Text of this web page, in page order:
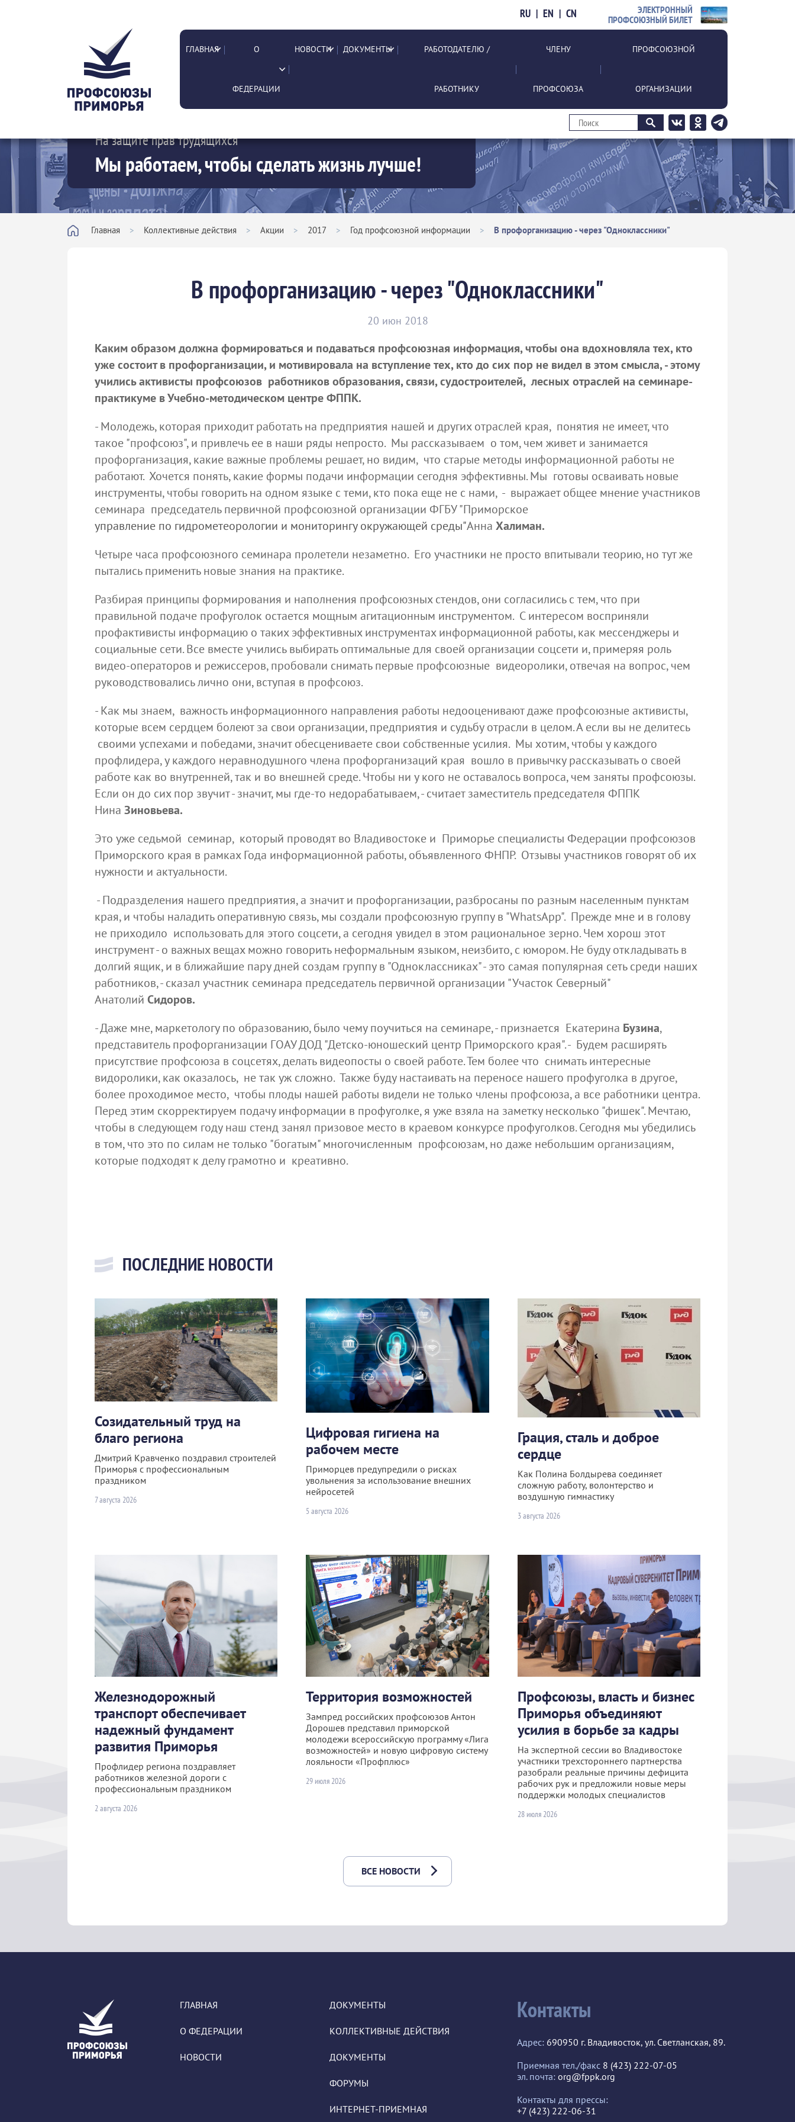
RU | EN | CN
ЭЛЕКТРОННЫЙ
ПРОФСОЮЗНЫЙ БИЛЕТ
ГЛАВНАЯ О
ФЕДЕРАЦИИ
НОВОСТИ ДОКУМЕНТЫ РАБОТОДАТЕЛЮ /
РАБОТНИКУ
ЧЛЕНУ
ПРОФСОЮЗА
ПРОФСОЮЗНОЙ
ОРГАНИЗАЦИИ
На защите прав трудящихся
Мы работаем, чтобы сделать жизнь лучше!
Главная > Коллективные действия > Акции > 2017 > Год профсоюзной информации > В профорганизацию - через "Одноклассники"
В профорганизацию - через "Одноклассники"
20 июн 2018
Каким образом должна формироваться и подаваться профсоюзная информация, чтобы она вдохновляла тех, кто
уже состоит в профорганизации, и мотивировала на вступление тех, кто до сих пор не видел в этом смысла, - этому
учились активисты профсоюзов работников образования, связи, судостроителей, лесных отраслей на семинаре-
практикуме в Учебно-методическом центре ФППК.
- Молодежь, которая приходит работать на предприятия нашей и других отраслей края, понятия не имеет, что
такое "профсоюз", и привлечь ее в наши ряды непросто. Мы рассказываем о том, чем живет и занимается
профорганизация, какие важные проблемы решает, но видим, что старые методы информационной работы не
работают. Хочется понять, какие формы подачи информации сегодня эффективны. Мы готовы осваивать новые
инструменты, чтобы говорить на одном языке с теми, кто пока еще не с нами, - выражает общее мнение участников
семинара председатель первичной профсоюзной организации ФГБУ "Приморское
управление по гидрометеорологии и мониторингу окружающей среды"Анна Халиман.
Четыре часа профсоюзного семинара пролетели незаметно. Его участники не просто впитывали теорию, но тут же
пытались применить новые знания на практике.
Разбирая принципы формирования и наполнения профсоюзных стендов, они согласились с тем, что при
правильной подаче профуголок остается мощным агитационным инструментом. С интересом восприняли
профактивисты информацию о таких эффективных инструментах информационной работы, как мессенджеры и
социальные сети. Все вместе учились выбирать оптимальные для своей организации соцсети и, примеряя роль
видео-операторов и режиссеров, пробовали снимать первые профсоюзные видеоролики, отвечая на вопрос, чем
руководствовались лично они, вступая в профсоюз.
- Как мы знаем, важность информационного направления работы недооценивают даже профсоюзные активисты,
которые всем сердцем болеют за свои организации, предприятия и судьбу отрасли в целом. А если вы не делитесь
своими успехами и победами, значит обесцениваете свои собственные усилия. Мы хотим, чтобы у каждого
профлидера, у каждого неравнодушного члена профорганизаций края вошло в привычку рассказывать о своей
работе как во внутренней, так и во внешней среде. Чтобы ни у кого не оставалось вопроса, чем заняты профсоюзы.
Если он до сих пор звучит - значит, мы где-то недорабатываем, - считает заместитель председателя ФППК
Нина Зиновьева.
Это уже седьмой семинар, который проводят во Владивостоке и Приморье специалисты Федерации профсоюзов
Приморского края в рамках Года информационной работы, объявленного ФНПР. Отзывы участников говорят об их
нужности и актуальности.
- Подразделения нашего предприятия, а значит и профорганизации, разбросаны по разным населенным пунктам
края, и чтобы наладить оперативную связь, мы создали профсоюзную группу в "WhatsApp". Прежде мне и в голову
не приходило использовать для этого соцсети, а сегодня увидел в этом рациональное зерно. Чем хорош этот
инструмент - о важных вещах можно говорить неформальным языком, неизбито, с юмором. Не буду откладывать в
долгий ящик, и в ближайшие пару дней создам группу в "Одноклассниках" - это самая популярная сеть среди наших
работников, - сказал участник семинара председатель первичной организации "Участок Северный"
Анатолий Сидоров.
- Даже мне, маркетологу по образованию, было чему поучиться на семинаре, - признается Екатерина Бузина,
представитель профорганизации ГОАУ ДОД "Детско-юношеский центр Приморского края". - Будем расширять
присутствие профсоюза в соцсетях, делать видеопосты о своей работе. Тем более что снимать интересные
видоролики, как оказалось, не так уж сложно. Также буду настаивать на переносе нашего профуголка в другое,
более проходимое место, чтобы плоды нашей работы видели не только члены профсоюза, а все работники центра.
Перед этим скорректируем подачу информации в профуголке, я уже взяла на заметку несколько "фишек". Мечтаю,
чтобы в следующем году наш стенд занял призовое место в краевом конкурсе профуголков. Сегодня мы убедились
в том, что это по силам не только "богатым" многочисленным профсоюзам, но даже небольшим организациям,
которые подходят к делу грамотно и креативно.
ПОСЛЕДНИЕ НОВОСТИ
Созидательный труд на
благо региона
Дмитрий Кравченко поздравил строителей
Приморья с профессиональным
праздником
7 августа 2026
Цифровая гигиена на
рабочем месте
Приморцев предупредили о рисках
увольнения за использование внешних
нейросетей
5 августа 2026
Грация, сталь и доброе
сердце
Как Полина Болдырева соединяет
сложную работу, волонтерство и
воздушную гимнастику
3 августа 2026
Железнодорожный
транспорт обеспечивает
надежный фундамент
развития Приморья
Профлидер региона поздравляет
работников железной дороги с
профессиональным праздником
2 августа 2026
Территория возможностей
Зампред российских профсоюзов Антон
Дорошев представил приморской
молодежи всероссийскую программу «Лига
возможностей» и новую цифровую систему
лояльности «Профплюс»
29 июля 2026
Профсоюзы, власть и бизнес
Приморья объединяют
усилия в борьбе за кадры
На экспертной сессии во Владивостоке
участники трехстороннего партнерства
разобрали реальные причины дефицита
рабочих рук и предложили новые меры
поддержки молодых специалистов
28 июля 2026
ВСЕ НОВОСТИ
ГЛАВНАЯ
О ФЕДЕРАЦИИ
НОВОСТИ
ДОКУМЕНТЫ
КОЛЛЕКТИВНЫЕ ДЕЙСТВИЯ
ДОКУМЕНТЫ
ФОРУМЫ
ИНТЕРНЕТ-ПРИЕМНАЯ
Контакты
Адрес: 690950 г. Владивосток, ул. Светланская, 89.
Приемная тел./факс 8 (423) 222-07-05
эл. почта: org@fppk.org
Контакты для прессы:
+7 (423) 222-06-31